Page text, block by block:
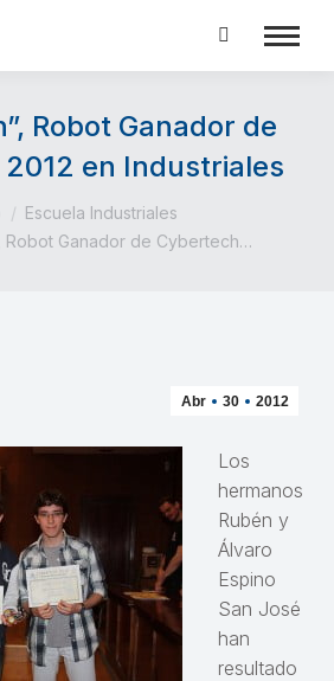
Buscar:
Robot Ganador de
en Industriales
Escuela Industriales
Robot Ganador de Cybertech…
Abr 30 2012
Los
hermanos
Rubén y
Álvaro
Espino
San José
han
resultado